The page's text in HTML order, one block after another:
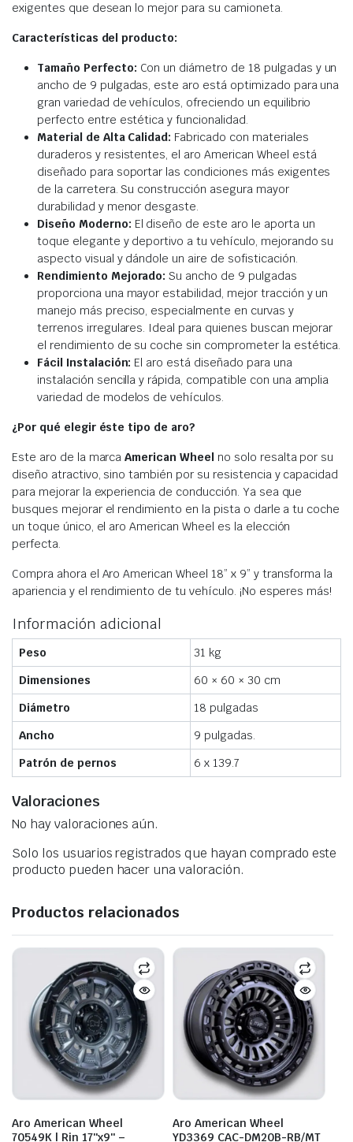
exigentes que desean lo mejor para su camioneta.
Características del producto:
Tamaño Perfecto: Con un diámetro de 18 pulgadas y un
ancho de 9 pulgadas, este aro está optimizado para una
gran variedad de vehículos, ofreciendo un equilibrio
perfecto entre estética y funcionalidad.
Material de Alta Calidad: Fabricado con materiales
duraderos y resistentes, el aro American Wheel está
diseñado para soportar las condiciones más exigentes
de la carretera. Su construcción asegura mayor
durabilidad y menor desgaste.
Diseño Moderno: El diseño de este aro le aporta un
toque elegante y deportivo a tu vehículo, mejorando su
aspecto visual y dándole un aire de sofisticación.
Rendimiento Mejorado: Su ancho de 9 pulgadas
proporciona una mayor estabilidad, mejor tracción y un
manejo más preciso, especialmente en curvas y
terrenos irregulares. Ideal para quienes buscan mejorar
el rendimiento de su coche sin comprometer la estética.
Fácil Instalación: El aro está diseñado para una
instalación sencilla y rápida, compatible con una amplia
variedad de modelos de vehículos.
¿Por qué elegir éste tipo de aro?
Este aro de la marcaAmerican Wheel no solo resalta por su
diseño atractivo, sino también por su resistencia y capacidad
para mejorar la experiencia de conducción. Ya sea que
busques mejorar el rendimiento en la pista o darle a tu coche
un toque único, el aro American Wheel es la elección
perfecta.
Compra ahora el Aro American Wheel 18” x 9” y transforma la
apariencia y el rendimiento de tu vehículo. ¡No esperes más!
Información adicional
Peso
31 kg
Dimensiones
60 × 60 × 30 cm
Diámetro
18 pulgadas
Ancho
9 pulgadas.
Patrón de pernos
6 x 139.7
Valoraciones
No hay valoraciones aún.
Solo los usuarios registrados que hayan comprado este
producto pueden hacer una valoración.
Productos relacionados
Aro American Wheel
70549K | Rin 17″x9″ –
Aro American Wheel
YD3369 CAC-DM20B-RB/MT